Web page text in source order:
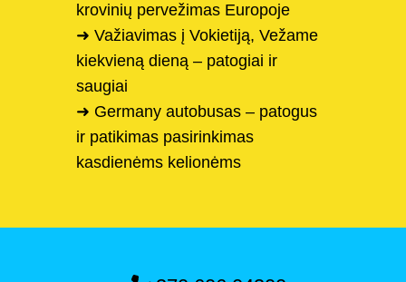
krovinių pervežimas Europoje
➜ Važiavimas į Vokietiją, Vežame
kiekvieną dieną – patogiai ir
saugiai
➜ Germany autobusas – patogus
ir patikimas pasirinkimas
kasdienėms kelionėms